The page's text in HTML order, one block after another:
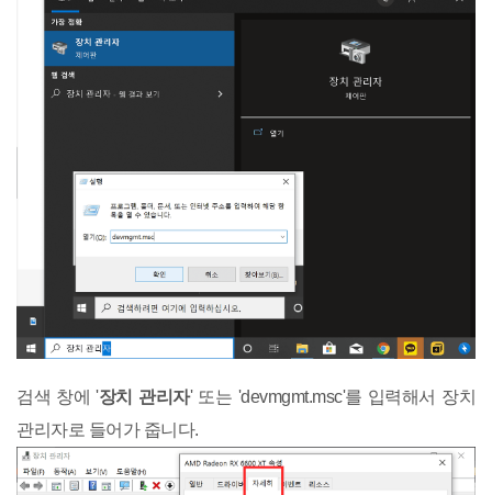
검색 창에 '장치 관리자' 또는 'devmgmt.msc'를 입력해서 장치
관리자로 들어가 줍니다.